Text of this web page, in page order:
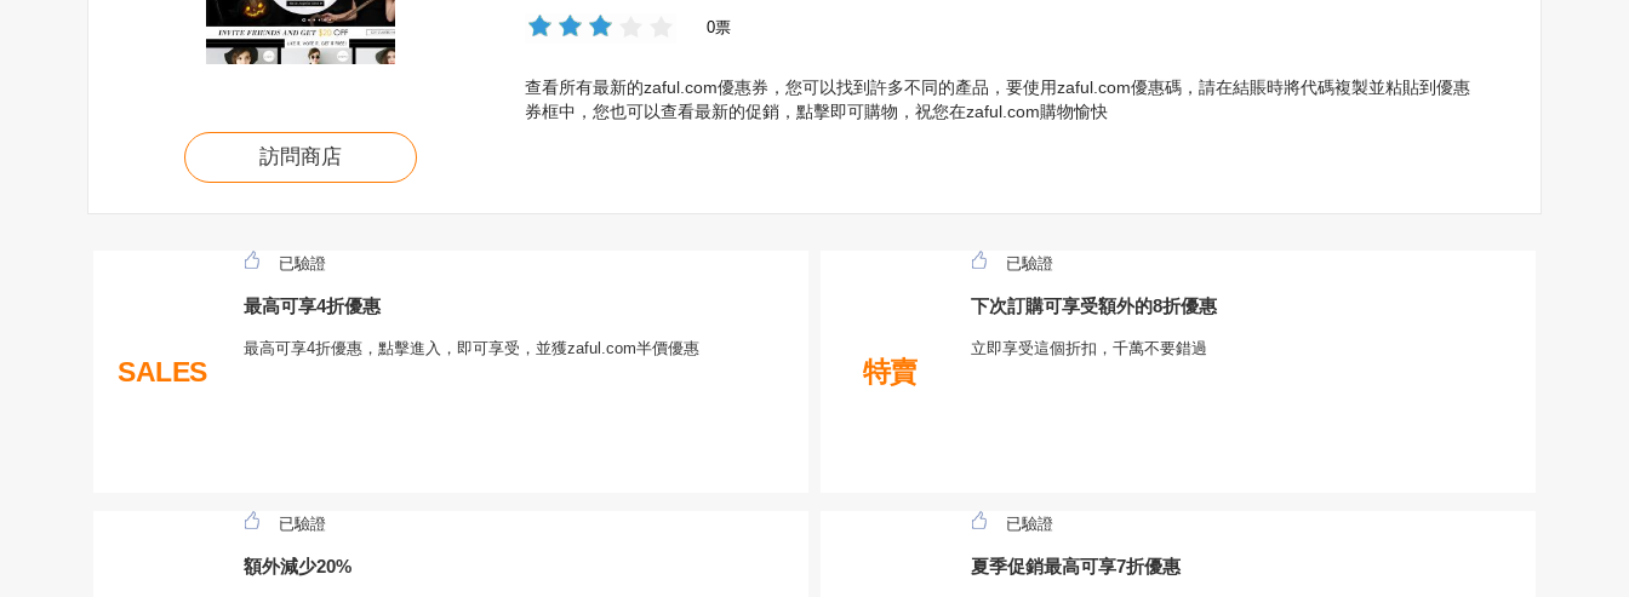
訪問商店
0票
查看所有最新的zaful.com優惠券，您可以找到許多不同的產品，要使用zaful.com優惠碼，請在結賬時將代碼複製並粘貼到優惠
券框中，您也可以查看最新的促銷，點擊即可購物，祝您在zaful.com購物愉快
SALES
已驗證
最高可享4折優惠
最高可享4折優惠，點擊進入，即可享受，並獲zaful.com半價優惠
特賣
已驗證
下次訂購可享受額外的8折優惠
立即享受這個折扣，千萬不要錯過
已驗證
額外減少20%
已驗證
夏季促銷最高可享7折優惠